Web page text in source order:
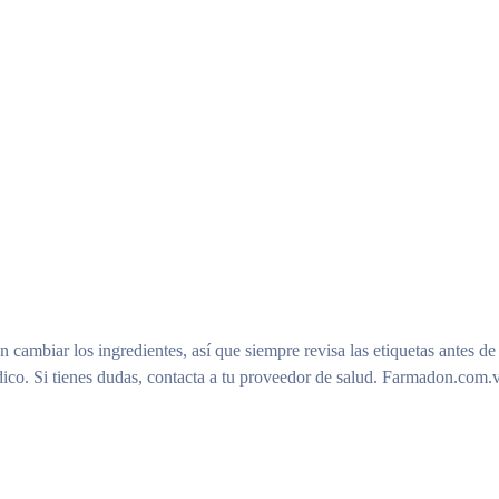
cambiar los ingredientes, así que siempre revisa las etiquetas antes
Si tienes dudas, contacta a tu proveedor de salud.